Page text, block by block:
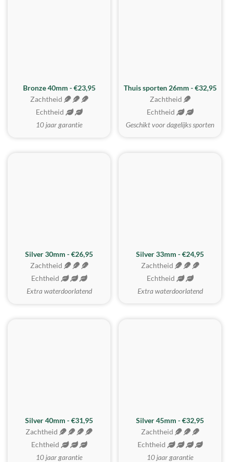
Bronze 40mm - €23,95
Zachtheid
Echtheid
10 jaar garantie
Thuis sporten 26mm - €32,95
Zachtheid
Echtheid
Geschikt voor dagelijks sporten
Silver 30mm - €26,95
Zachtheid
Echtheid
Extra waterdoorlatend
Silver 33mm - €24,95
Zachtheid
Echtheid
Extra waterdoorlatend
Silver 40mm - €31,95
Zachtheid
Echtheid
10 jaar garantie
MEEST GEKOZEN
Silver 45mm - €32,95
Zachtheid
Echtheid
10 jaar garantie